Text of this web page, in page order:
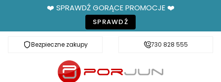
❤️ SPRAWDŹ GORĄCE PROMOCJE ❤️
SPRAWDŹ
Bezpieczne zakupy Fachowe doradztwo
730 828 555